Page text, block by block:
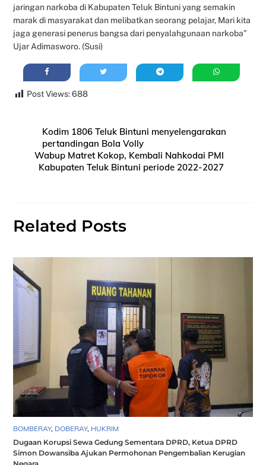
jaringan narkoba di Kabupaten Teluk Bintuni yang semakin
marak di masyarakat dan melibatkan seorang pelajar, Mari kita
jaga generasi penerus bangsa dari penyalahgunaan narkoba”
Ujar Adimasworo. (Susi)
Post Views: 688
Kodim 1806 Teluk Bintuni menyelengarakan
pertandingan Bola Volly
Wabup Matret Kokop, Kembali Nahkodai PMI
Kabupaten Teluk Bintuni periode 2022-2027
Related Posts
BOMBERAY, DOBERAY, HUKRIM
Dugaan Korupsi Sewa Gedung Sementara DPRD, Ketua DPRD
Simon Dowansiba Ajukan Permohonan Pengembalian Kerugian